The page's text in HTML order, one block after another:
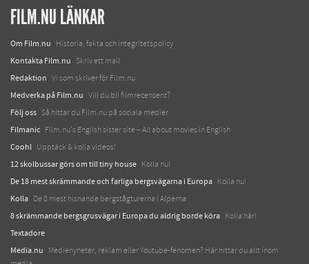
FILM.NU LÄNKAR
Om Film.nu Historia, fakta och integritetspolicy
Kontakta Film.nu Skriv ett mail
Redaktion Vi som skriver för Film.nu
Medverka på Film.nu Vill du bli filmrecensent?
Följ oss Så hittar du Film.nu på sociala medier
Filmanic Film.nu's English sister site – All about movies in English
Coohl Upptäck & kolla videos!
12 skolbussar görs om till tiny house Kolla nu!
De 18 mest skrämmande och farliga bergsvägarna i Europa Kolla nu!
Kolla De 8 mest hisnande bergstågturerna i Alperna
8 skrämmande bergsgrusvägar i Europa du aldrig borde köra Kolla här!
Textadore
Media.nu
Medienyheter, reklam eller Youtube-fenomen? Här hittar du allt inom